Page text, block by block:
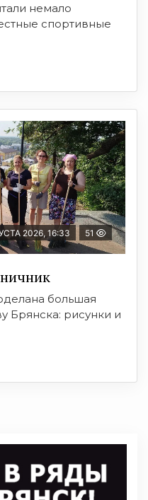
немало
спортивные
2026, 16:33 51
большая
Брянска: рисунки и